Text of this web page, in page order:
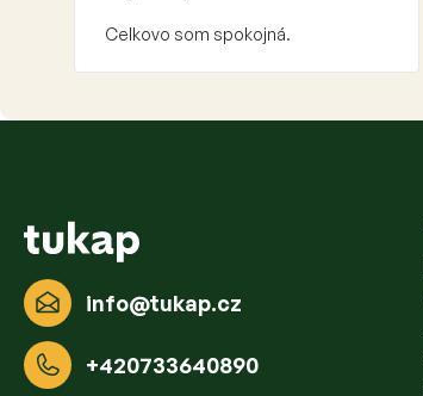
Celkovo som spokojná.
info@tukap.cz
+420733640890